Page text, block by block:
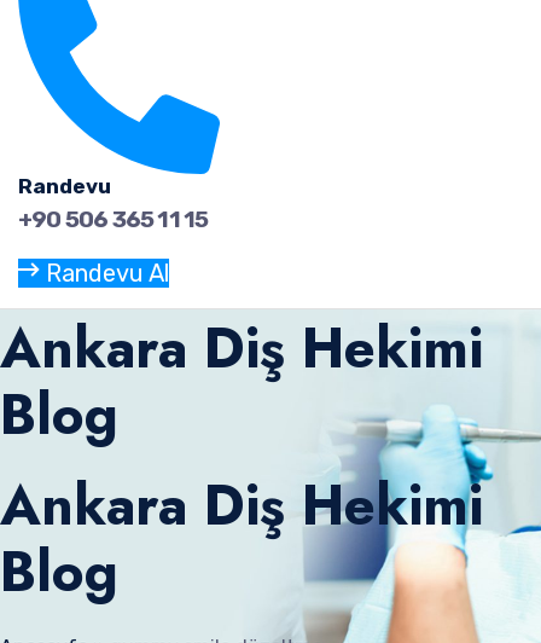
Randevu
+90 506 365 11 15
Randevu Al
Ankara Diş Hekimi
Blog
Ankara Diş Hekimi
Blog